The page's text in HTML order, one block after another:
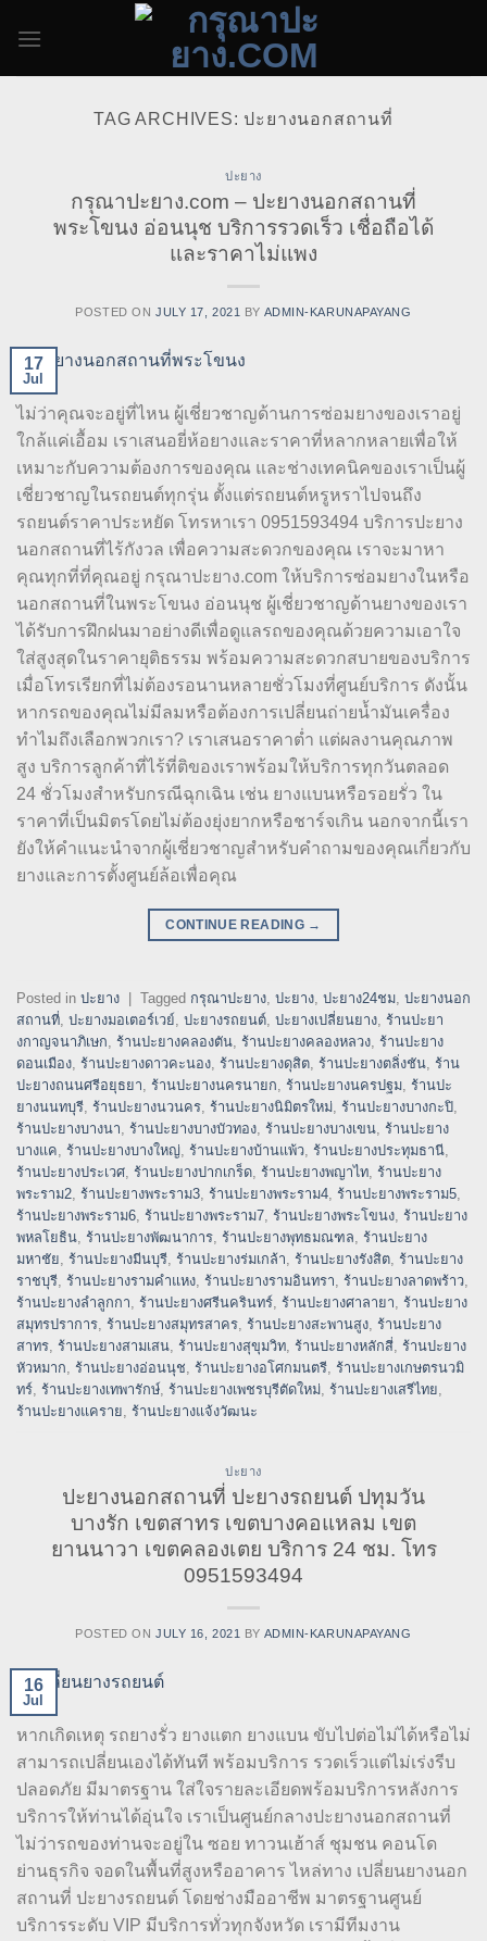
TAG ARCHIVES: ปะยางนอกสถานที่
ปะยาง
กรุณาปะยาง.com – ปะยางนอกสถานที่
พระโขนง อ่อนนุช บริการรวดเร็ว เชื่อถือได้
และราคาไม่แพง
POSTED ON JULY 17, 2021 BY ADMIN-KARUNAPAYANG
17
Jul
ไม่ว่าคุณจะอยู่ที่ไหน ผู้เชี่ยวชาญด้านการซ่อมยางของเราอยู่
ใกล้แค่เอื้อม เราเสนอยี่ห้อยางและราคาที่หลากหลายเพื่อให้
เหมาะกับความต้องการของคุณ และช่างเทคนิคของเราเป็นผู้
เชี่ยวชาญในรถยนต์ทุกรุ่น ตั้งแต่รถยนต์หรูหราไปจนถึง
รถยนต์ราคาประหยัด โทรหาเรา 0951593494 บริการปะยาง
นอกสถานที่ไร้กังวล เพื่อความสะดวกของคุณ เราจะมาหา
คุณทุกที่ที่คุณอยู่ กรุณาปะยาง.com ให้บริการซ่อมยางในหรือ
นอกสถานที่ในพระโขนง อ่อนนุช ผู้เชี่ยวชาญด้านยางของเรา
ได้รับการฝึกฝนมาอย่างดีเพื่อดูแลรถของคุณด้วยความเอาใจ
ใส่สูงสุดในราคายุติธรรม พร้อมความสะดวกสบายของบริการ
เมื่อโทรเรียกที่ไม่ต้องรอนานหลายชั่วโมงที่ศูนย์บริการ ดังนั้น
หากรถของคุณไม่มีลมหรือต้องการเปลี่ยนถ่ายน้ำมันเครื่อง
ทำไมถึงเลือกพวกเรา? เราเสนอราคาต่ำ แต่ผลงานคุณภาพ
สูง บริการลูกค้าที่ไร้ที่ติของเราพร้อมให้บริการทุกวันตลอด
24 ชั่วโมงสำหรับกรณีฉุกเฉิน เช่น ยางแบนหรือรอยรั่ว ใน
ราคาที่เป็นมิตรโดยไม่ต้องยุ่งยากหรือชาร์จเกิน นอกจากนี้เรา
ยังให้คำแนะนำจากผู้เชี่ยวชาญสำหรับคำถามของคุณเกี่ยวกับ
ยางและการตั้งศูนย์ล้อเพื่อคุณ
CONTINUE READING →
Posted in ปะยาง Tagged กรุณาปะยาง, ปะยาง, ปะยาง24ชม, ปะยางนอก
สถานที่, ปะยางมอเตอร์เวย์, ปะยางรถยนต์, ปะยางเปลี่ยนยาง, ร้านปะยา
งกาญจนาภิเษก, ร้านปะยางคลองตัน, ร้านปะยางคลองหลวง, ร้านปะยาง
ดอนเมือง, ร้านปะยางดาวคะนอง, ร้านปะยางดุสิต, ร้านปะยางตลิ่งชัน, ร้าน
ปะยางถนนศรีอยุธยา, ร้านปะยางนครนายก, ร้านปะยางนครปฐม, ร้านปะ
ยางนนทบุรี, ร้านปะยางนวนคร, ร้านปะยางนิมิตรใหม่, ร้านปะยางบางกะปิ,
ร้านปะยางบางนา, ร้านปะยางบางบัวทอง, ร้านปะยางบางเขน, ร้านปะยาง
บางแค, ร้านปะยางบางใหญ่, ร้านปะยางบ้านแพ้ว, ร้านปะยางประทุมธานี,
ร้านปะยางประเวศ, ร้านปะยางปากเกร็ด, ร้านปะยางพญาไท, ร้านปะยาง
พระราม2, ร้านปะยางพระราม3, ร้านปะยางพระราม4, ร้านปะยางพระราม5,
ร้านปะยางพระราม6, ร้านปะยางพระราม7, ร้านปะยางพระโขนง, ร้านปะยาง
พหลโยธิน, ร้านปะยางพัฒนาการ, ร้านปะยางพุทธมณฑล, ร้านปะยาง
มหาชัย, ร้านปะยางมีนบุรี, ร้านปะยางร่มเกล้า, ร้านปะยางรังสิต, ร้านปะยาง
ราชบุรี, ร้านปะยางรามคำแหง, ร้านปะยางรามอินทรา, ร้านปะยางลาดพร้าว,
ร้านปะยางลำลูกกา, ร้านปะยางศรีนครินทร์, ร้านปะยางศาลายา, ร้านปะยาง
สมุทรปราการ, ร้านปะยางสมุทรสาคร, ร้านปะยางสะพานสูง, ร้านปะยาง
สาทร, ร้านปะยางสามเสน, ร้านปะยางสุขุมวิท, ร้านปะยางหลักสี่, ร้านปะยาง
หัวหมาก, ร้านปะยางอ่อนนุช, ร้านปะยางอโศกมนตรี, ร้านปะยางเกษตรนวมิ
ทร์, ร้านปะยางเทพารักษ์, ร้านปะยางเพชรบุรีตัดใหม่, ร้านปะยางเสรีไทย,
ร้านปะยางแคราย, ร้านปะยางแจ้งวัฒนะ
ปะยาง
ปะยางนอกสถานที่ ปะยางรถยนต์ ปทุมวัน
บางรัก เขตสาทร เขตบางคอแหลม เขต
ยานนาวา เขตคลองเตย บริการ 24 ชม. โทร
0951593494
POSTED ON JULY 16, 2021 BY ADMIN-KARUNAPAYANG
16
Jul
หากเกิดเหตุ รถยางรั่ว ยางแตก ยางแบน ขับไปต่อไม่ได้หรือไม่
สามารถเปลี่ยนเองได้ทันที พร้อมบริการ รวดเร็วแต่ไม่เร่งรีบ
ปลอดภัย มีมาตรฐาน ใส่ใจรายละเอียดพร้อมบริการหลังการ
บริการให้ท่านได้อุ่นใจ เราเป็นศูนย์กลางปะยางนอกสถานที่
ไม่ว่ารถของท่านจะอยู่ใน ซอย ทาวนเฮ้าส์ ชุมชน คอนโด
ย่านธุรกิจ จอดในพื้นที่สูงหรืออาคาร ไหล่ทาง เปลี่ยนยางนอก
สถานที่ ปะยางรถยนต์ โดยช่างมืออาชีพ มาตรฐานศูนย์
บริการระดับ VIP มีบริการทั่วทุกจังหวัด เรามีทีมงาน